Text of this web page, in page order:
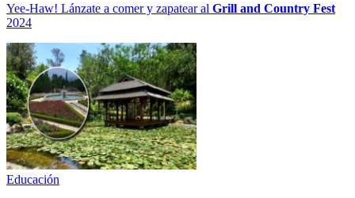
Yee-Haw! Lánzate a comer y zapatear al Grill and Country Fest
2024
Educación